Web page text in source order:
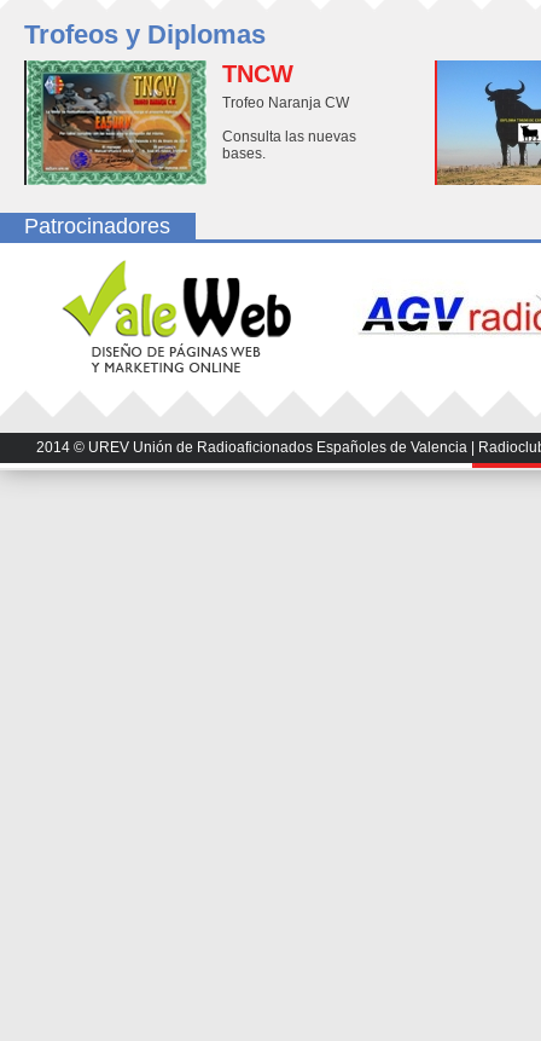
Trofeos y Diplomas
TNCW
Trofeo Naranja CW
Consulta las nuevas
bases.
Patrocinadores
2014 © UREV Unión de Radioaficionados Españoles de Valencia |